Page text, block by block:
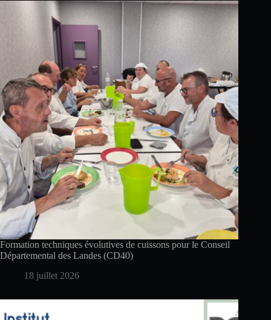
Formation techniques évolutives de cuissons pour le Conseil
Départemental des Landes (CD40)
18 juillet 2026